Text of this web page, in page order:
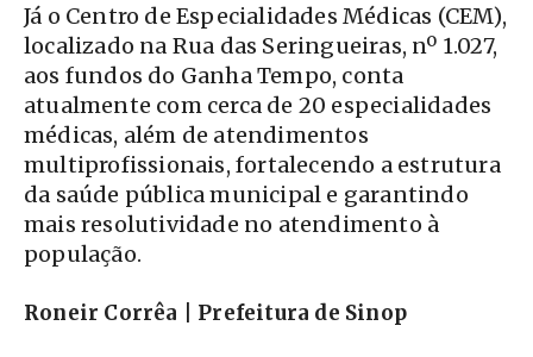
Já o Centro de Especialidades Médicas (CEM),
localizado na Rua das Seringueiras, nº 1.027,
aos fundos do Ganha Tempo, conta
atualmente com cerca de 20 especialidades
médicas, além de atendimentos
multiprofissionais, fortalecendo a estrutura
da saúde pública municipal e garantindo
mais resolutividade no atendimento à
população.
Roneir Corrêa | Prefeitura de Sinop